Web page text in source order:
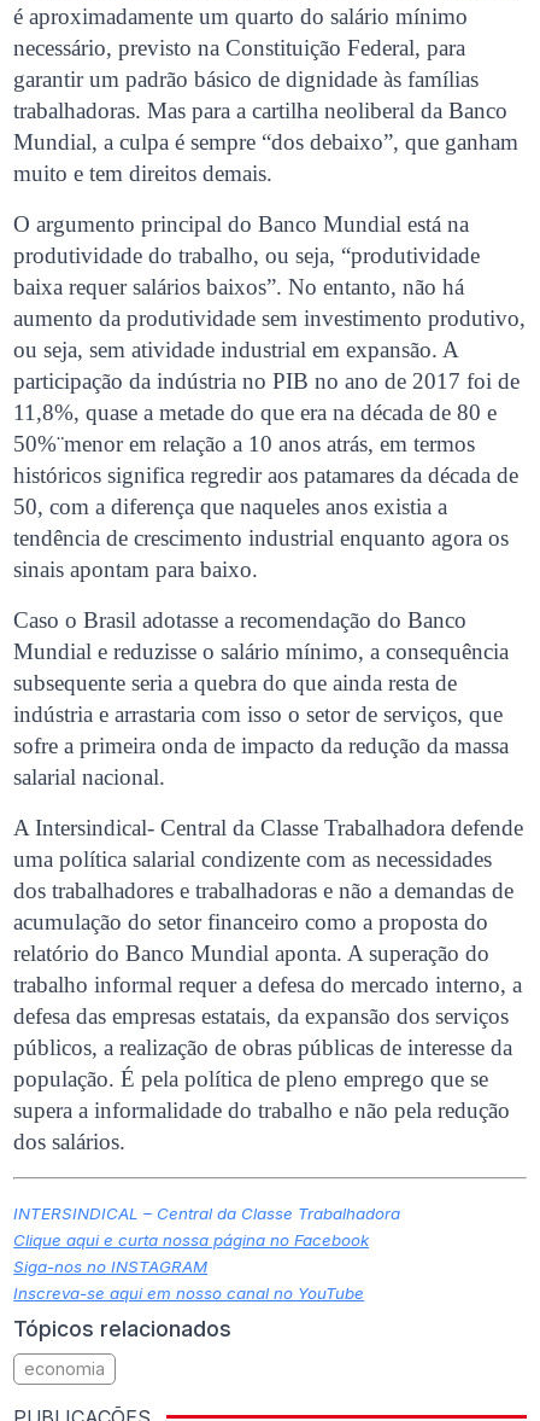
é aproximadamente um quarto do salário mínimo
necessário, previsto na Constituição Federal, para
garantir um padrão básico de dignidade às famílias
trabalhadoras. Mas para a cartilha neoliberal da Banco
Mundial, a culpa é sempre “dos debaixo”, que ganham
muito e tem direitos demais.
O argumento principal do Banco Mundial está na
produtividade do trabalho, ou seja, “produtividade
baixa requer salários baixos”. No entanto, não há
aumento da produtividade sem investimento produtivo,
ou seja, sem atividade industrial em expansão. A
participação da indústria no PIB no ano de 2017 foi de
11,8%, quase a metade do que era na década de 80 e
50%¨menor em relação a 10 anos atrás, em termos
históricos significa regredir aos patamares da década de
50, com a diferença que naqueles anos existia a
tendência de crescimento industrial enquanto agora os
sinais apontam para baixo.
Caso o Brasil adotasse a recomendação do Banco
Mundial e reduzisse o salário mínimo, a consequência
subsequente seria a quebra do que ainda resta de
indústria e arrastaria com isso o setor de serviços, que
sofre a primeira onda de impacto da redução da massa
salarial nacional.
A Intersindical- Central da Classe Trabalhadora defende
uma política salarial condizente com as necessidades
dos trabalhadores e trabalhadoras e não a demandas de
acumulação do setor financeiro como a proposta do
relatório do Banco Mundial aponta. A superação do
trabalho informal requer a defesa do mercado interno, a
defesa das empresas estatais, da expansão dos serviços
públicos, a realização de obras públicas de interesse da
população. É pela política de pleno emprego que se
supera a informalidade do trabalho e não pela redução
dos salários.
INTERSINDICAL – Central da Classe Trabalhadora
Clique aqui e curta nossa página no Facebook
Siga-nos no INSTAGRAM
Inscreva-se aqui em nosso canal no YouTube
Tópicos relacionados
economia